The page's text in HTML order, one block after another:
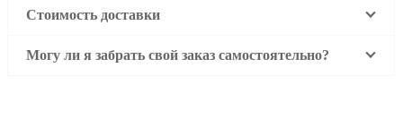
Стоимость доставки
Могу ли я забрать свой заказ самостоятельно?